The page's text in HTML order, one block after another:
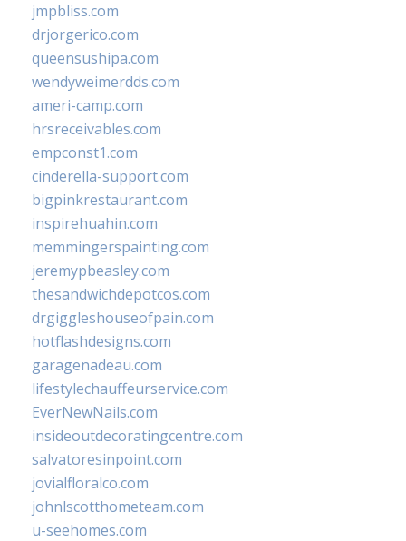
jmpbliss.com
drjorgerico.com
queensushipa.com
wendyweimerdds.com
ameri-camp.com
hrsreceivables.com
empconst1.com
cinderella-support.com
bigpinkrestaurant.com
inspirehuahin.com
memmingerspainting.com
jeremypbeasley.com
thesandwichdepotcos.com
drgiggleshouseofpain.com
hotflashdesigns.com
garagenadeau.com
lifestylechauffeurservice.com
EverNewNails.com
insideoutdecoratingcentre.com
salvatoresinpoint.com
jovialfloralco.com
johnlscotthometeam.com
u-seehomes.com